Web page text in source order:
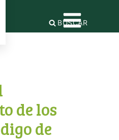
BUSCAR
de los
de